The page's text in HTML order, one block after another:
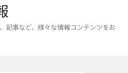
記事など、様々な情報コンテンツをお